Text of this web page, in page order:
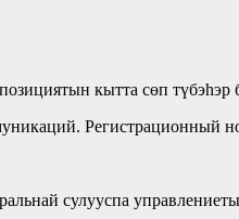
кытта сөп түбэһэр
Регистрационный
сулууспа